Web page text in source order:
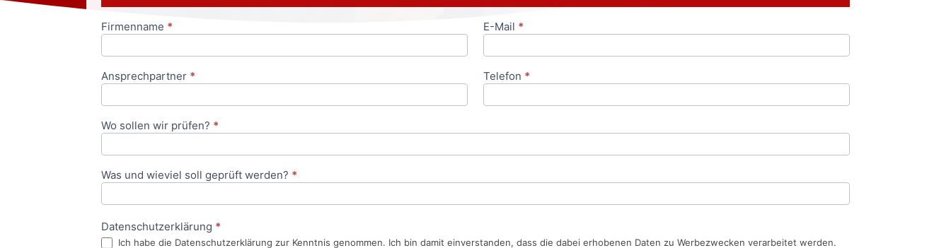
Anfrageformular
Firmenname * E-Mail *
Ansprechpartner * Telefon *
Wo sollen wir prüfen? *
Was und wieviel soll geprüft werden? *
Datenschutzerklärung *
Ich habe die Datenschutzerklärung zur Kenntnis genommen. Ich bin damit einverstanden, dass die dabei erhobenen Daten zu Werbezwecken verarbeitet werden.